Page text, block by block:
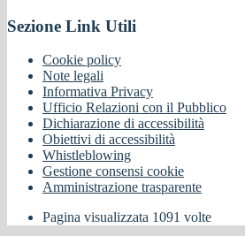
Sezione Link Utili
Cookie policy
Note legali
Informativa Privacy
Ufficio Relazioni con il Pubblico
Dichiarazione di accessibilità
Obiettivi di accessibilità
Whistleblowing
Gestione consensi cookie
Amministrazione trasparente
Pagina visualizzata 1091 volte